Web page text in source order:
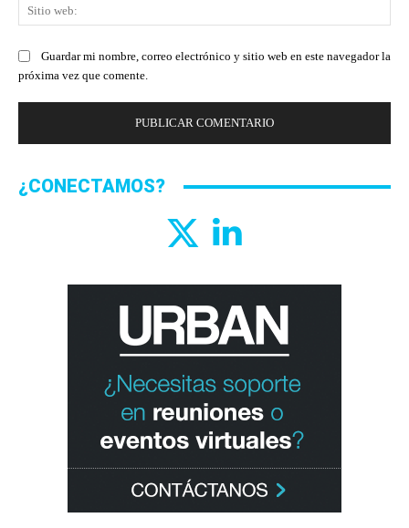
Guardar mi nombre, correo electrónico y sitio web en este navegador la
próxima vez que comente.
¿CONECTAMOS?